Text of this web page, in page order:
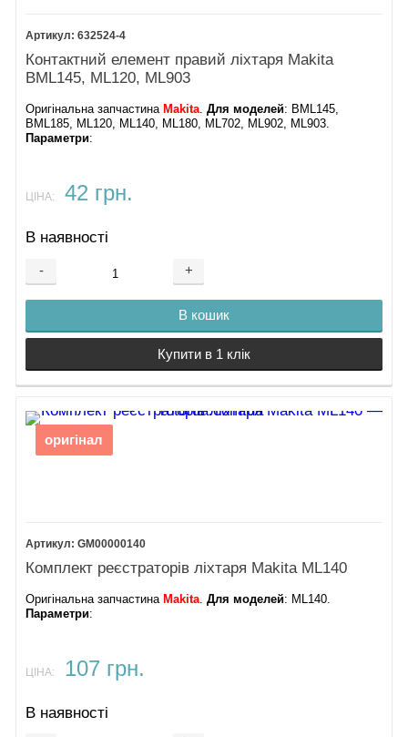
632524-4
Контактний елемент правий ліхтаря Makita
BML145, ML120, ML903
Оригінальна запчастина Makita.Для моделей: BML145,
BML185, ML120, ML140, ML180, ML702, ML902, ML903.
Параметри:
ЦІНА: 42 грн.
В наявності
- +
В кошик
Купити в 1 клік
оригінал
GM00000140
Комплект реєстраторів ліхтаря Makita ML140
Оригінальна запчастина Makita.Для моделей: ML140.
Параметри:
ЦІНА: 107 грн.
В наявності